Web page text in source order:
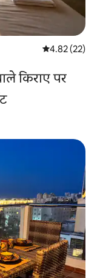
औसत रेटिंग 5 में
4.82 (22)
किराए पर